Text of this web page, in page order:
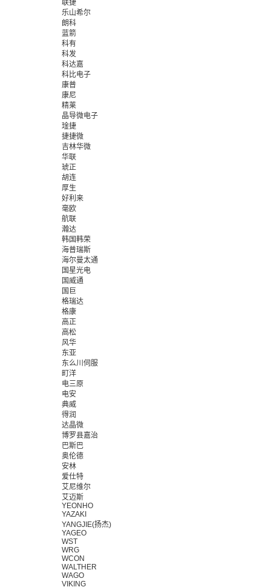
联捷
乐山希尔
朗科
蓝箭
科有
科发
科达嘉
科比电子
康普
康尼
精莱
晶导微电子
琻捷
捷捷微
吉林华微
华联
琥正
胡连
厚生
好利来
毫欧
航联
瀚达
韩国韩荣
海普瑞斯
海尔曼太通
国星光电
国威通
国巨
格瑞达
格康
高正
高松
风华
东亚
东么川伺服
町洋
电三原
电安
典威
得润
达晶微
博罗县嘉治
巴斯巴
奥伦德
安林
爱仕特
艾尼维尔
艾迈斯
YEONHO
YAZAKI
YANGJIE(扬杰)
YAGEO
WST
WRG
WCON
WALTHER
WAGO
VIKING